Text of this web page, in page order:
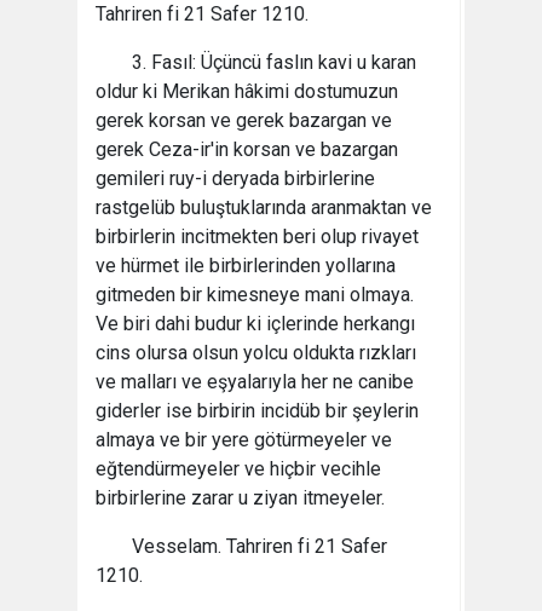
Tahriren fi 21 Safer 1210.
3. Fasıl: Üçüncü faslın kavi u karan
oldur ki Merikan hâkimi dostumuzun
gerek korsan ve gerek bazargan ve
gerek Ceza-ir'in korsan ve bazargan
gemileri ruy-i deryada birbirlerine
rastgelüb buluştuklarında aranmaktan ve
birbirlerin incitmekten beri olup rivayet
ve hürmet ile birbirlerinden yollarına
gitmeden bir kimesneye mani olmaya.
Ve biri dahi budur ki içlerinde herkangı
cins olursa olsun yolcu oldukta rızkları
ve malları ve eşyalarıyla her ne canibe
giderler ise birbirin incidüb bir şeylerin
almaya ve bir yere götürmeyeler ve
eğtendürmeyeler ve hiçbir vecihle
birbirlerine zarar u ziyan itmeyeler.
Vesselam. Tahriren fi 21 Safer
1210.